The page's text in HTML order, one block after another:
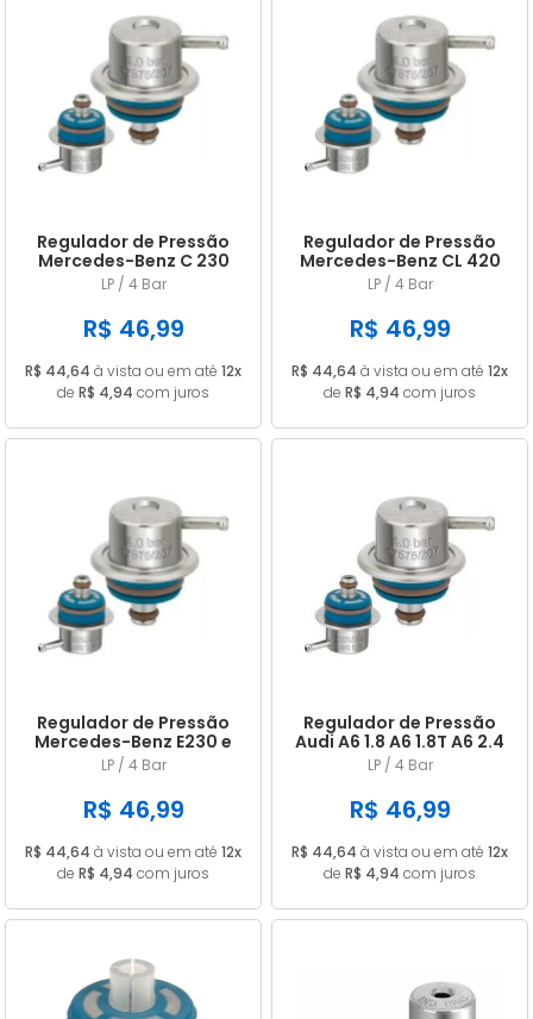
Regulador de Pressão
Mercedes-Benz C 230
KOMPRESSOR Após
09.1995 C 230 T e C 280
05.1993 a 05.1997
LP / 4 Bar
R$ 46,99
R$ 44,64 à vista ou em até 12x
de R$ 4,94 com juros
Regulador de Pressão
Mercedes-Benz CL 420
CL 500 CL 600 e CLK
200 Após 09.1996 E 200 E
200 KOMPRESSOR e E 200
T Após 06.1995
LP / 4 Bar
R$ 46,99
R$ 44,64 à vista ou em até 12x
de R$ 4,94 com juros
Regulador de Pressão
Mercedes-Benz E230 e
E230T E280 E320 E420 e
E420T 01.1996 a 08.1997
S420 e S500
Coupé 06.1993 a 09.1995
LP / 4 Bar
R$ 46,99
R$ 44,64 à vista ou em até 12x
de R$ 4,94 com juros
Regulador de Pressão
Audi A6 1.8 A6 1.8T A6 2.4
A6 2.4 Quatro A6 2.8 e A6
2.8 Quatro 1997/...
LP / 4 Bar
R$ 46,99
R$ 44,64 à vista ou em até 12x
de R$ 4,94 com juros